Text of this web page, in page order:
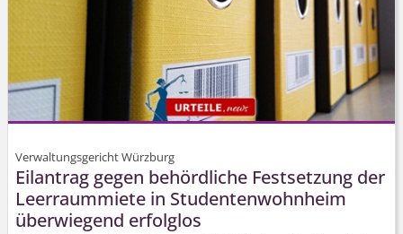
Verwaltungsgericht Würzburg
Eilantrag gegen behördliche Festsetzung der
Leerraummiete in Studentenwohnheim
überwiegend erfolglos